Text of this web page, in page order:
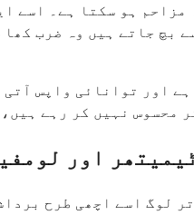
مزاحم ہو سکتا ہے۔ اسے
بچ جاتے ہیں وہ ضرب
ہیں، بخار ٹوٹ جاتا ہے اور
محسوس نہیں کر رہے
اور
لوگ اسے اچھی طرح